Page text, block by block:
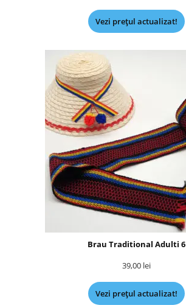
Vezi prețul actualizat!
Brau Traditional Adulti 6
39,00 lei
Vezi prețul actualizat!